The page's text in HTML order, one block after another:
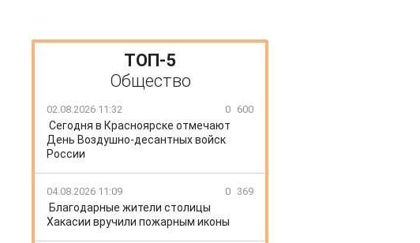
ТОП-5
Общество
02.08.2026 11:32 0 600
Сегодня в Красноярске отмечают
День Воздушно-десантных войск
России
04.08.2026 11:09 0 369
Благодарные жители столицы
Хакасии вручили пожарным иконы